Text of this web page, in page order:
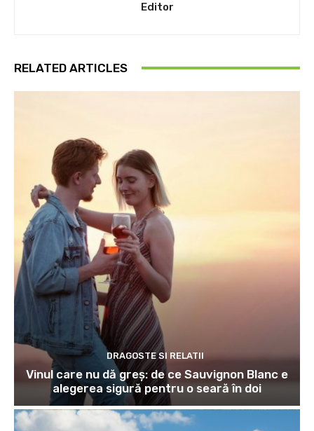
Editor
RELATED ARTICLES
DRAGOSTE SI RELATII
Vinul care nu dă greș: de ce Sauvignon Blanc e
alegerea sigură pentru o seară în doi